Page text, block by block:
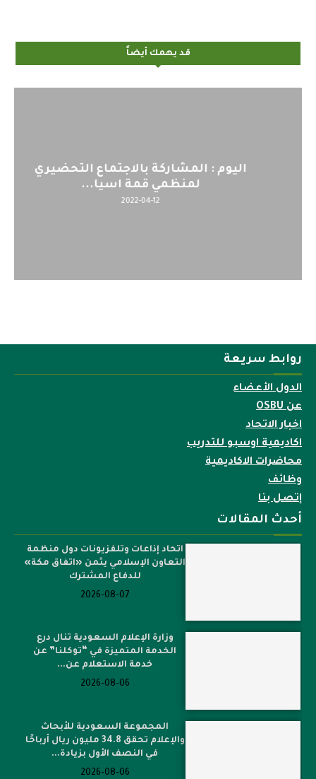
قد يهمك أيضاً
اليوم : المشاركة بالاجتماع التحضيري
لمنظمي قمة اسيا...
2022-04-12
روابط سريعة
الدول الأعضاء
عن OSBU
اخبار الاتحاد
اكاديمية اوسبو للتدريب
محاضرات الاكاديمية
وظائف
إتصل بنا
أحدث المقالات
اتحاد إذاعات وتلفزيونات دول منظمة
التعاون الإسلامي يثمن «اتفاق مكة»
للدفاع المشترك
2026-08-07
وزارة الإعلام السعودية تنال درع
الخدمة المتميزة في “توكلنا” عن
خدمة الاستعلام عن...
2026-08-06
المجموعة السعودية للأبحاث
والإعلام تحقق 34.8 مليون ريال أرباحًا
في النصف الأول بزيادة...
2026-08-06